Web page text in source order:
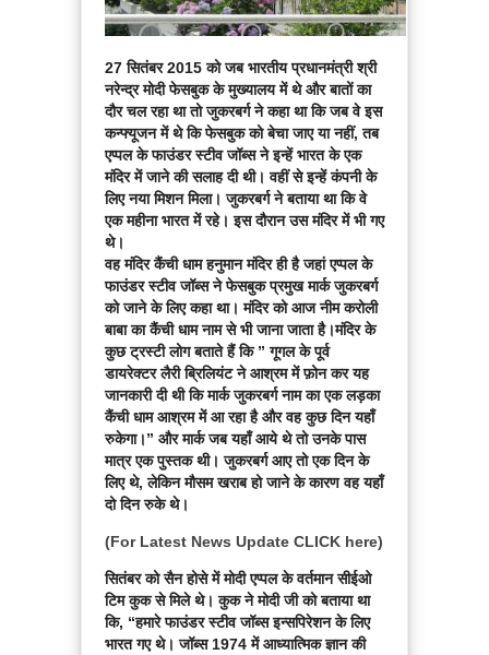
27 सितंबर 2015 को जब भारतीय प्रधानमंत्री श्री
नरेन्द्र मोदी फेसबुक के मुख्यालय में थे और बातों का
दौर चल रहा था तो जुकरबर्ग ने कहा था कि जब वे इस
कन्फ्यूजन में थे कि फेसबुक को बेचा जाए या नहीं, तब
एप्पल के फाउंडर स्टीव जॉब्स ने इन्हें भारत के एक
मंदिर में जाने की सलाह दी थी। वहीं से इन्हें कंपनी के
लिए नया मिशन मिला। जुकरबर्ग ने बताया था कि वे
एक महीना भारत में रहे। इस दौरान उस मंदिर में भी गए
थे।
वह मंदिर कैंची धाम हनुमान मंदिर ही है जहां एप्पल के
फाउंडर स्टीव जॉब्स ने फेसबुक प्रमुख मार्क जुकरबर्ग
को जाने के लिए कहा था। मंदिर को आज नीम करोली
बाबा का कैंची धाम नाम से भी जाना जाता है।मंदिर के
कुछ ट्रस्टी लोग बताते हैं कि ” गूगल के पूर्व
डायरेक्टर लैरी ब्रिलियंट ने आश्रम में फ़ोन कर यह
जानकारी दी थी कि मार्क जुकरबर्ग नाम का एक लड़का
कैंची धाम आश्रम में आ रहा है और वह कुछ दिन यहाँ
रुकेगा।” और मार्क जब यहाँ आये थे तो उनके पास
मात्र एक पुस्तक थी। जुकरबर्ग आए तो एक दिन के
लिए थे, लेकिन मौसम खराब हो जाने के कारण वह यहाँ
दो दिन रुके थे।
(For Latest News Update CLICK here)
सितंबर को सैन होसे में मोदी एप्पल के वर्तमान सीईओ
टिम कुक से मिले थे। कुक ने मोदी जी को बताया था
कि, “हमारे फाउंडर स्टीव जॉब्स इन्सपिरेशन के लिए
भारत गए थे। जॉब्स 1974 में आध्यात्मिक ज्ञान की